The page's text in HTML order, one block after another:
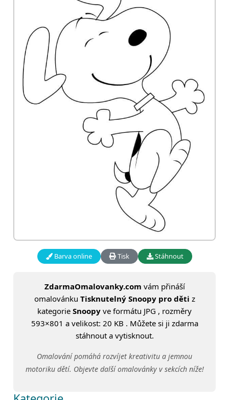
Barva online Tisk Stáhnout
ZdarmaOmalovanky.com vám přináší
omalovánku Tisknutelný Snoopy pro děti z
kategorie Snoopy ve formátu JPG , rozměry
593×801 a velikost: 20 KB . Můžete si ji zdarma
stáhnout a vytisknout.
Omalování pomáhá rozvíjet kreativitu a jemnou
motoriku dětí. Objevte další omalovánky v sekcích níže!